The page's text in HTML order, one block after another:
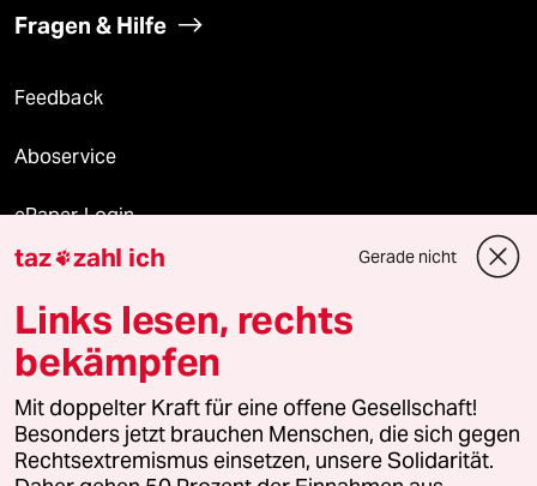
Fragen & Hilfe
Feedback
Aboservice
ePaper Login
Downloads für Abonnierende
© 2026 taz Verlags und Vertriebs GmbH
Alle Rechte vorbehalten. Bei rechtlichen Fragen oder für Genehmigungen
wenden Sie sich bitte an
lizenzen@taz.de
taz zahl ich Gerade nicht
Links lesen, rechts
bekämpfen
Mit doppelter Kraft für eine offene Gesellschaft!
Besonders jetzt brauchen Menschen, die sich gegen
Rechtsextremismus einsetzen, unsere Solidarität.